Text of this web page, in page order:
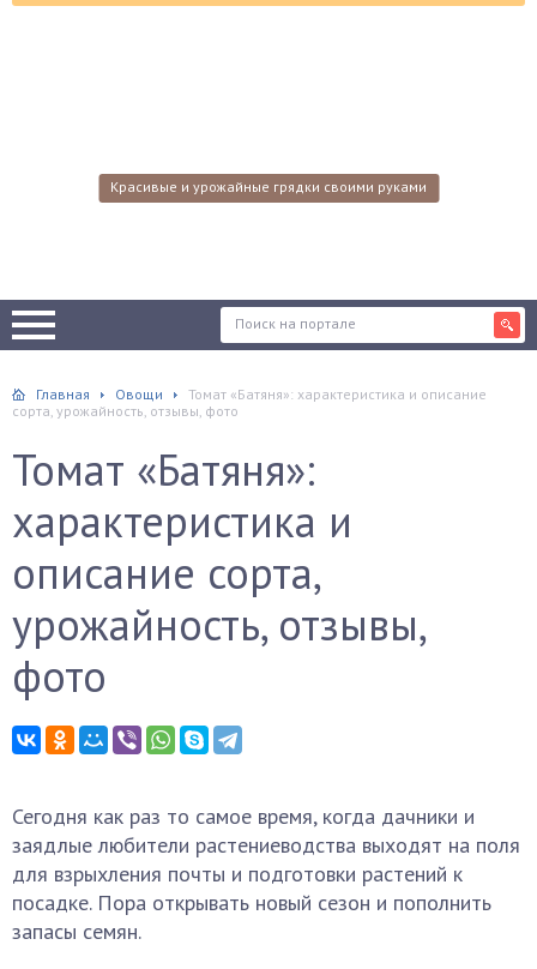
Красивые и урожайные грядки своими руками
Главная Овощи
Томат «Батяня»: характеристика и описание
сорта, урожайность, отзывы, фото
Томат «Батяня»:
характеристика и
описание сорта,
урожайность, отзывы,
фото
Сегодня как раз то самое время, когда дачники и
заядлые любители растениеводства выходят на поля
для взрыхления почты и подготовки растений к
посадке. Пора открывать новый сезон и пополнить
запасы семян.